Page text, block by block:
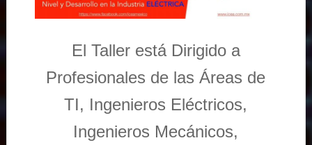
El Taller está Dirigido a
Profesionales de las Áreas de
TI, Ingenieros Eléctricos,
Ingenieros Mecánicos,